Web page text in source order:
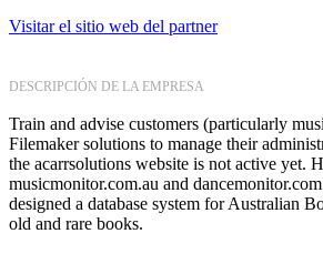
Visitar el sitio web del partner
DESCRIPCIÓN DE LA EMPRESA
Train and advise customers (particularly
Filemaker solutions to manage their
the acarrsolutions website is not active yet.
musicmonitor.com.au and
designed a database system for Australian
old and rare books.